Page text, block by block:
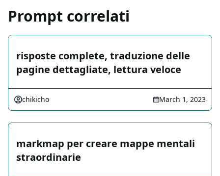
Prompt correlati
risposte complete, traduzione delle
pagine dettagliate, lettura veloce
chikicho March 1, 2023
markmap per creare mappe mentali
straordinarie